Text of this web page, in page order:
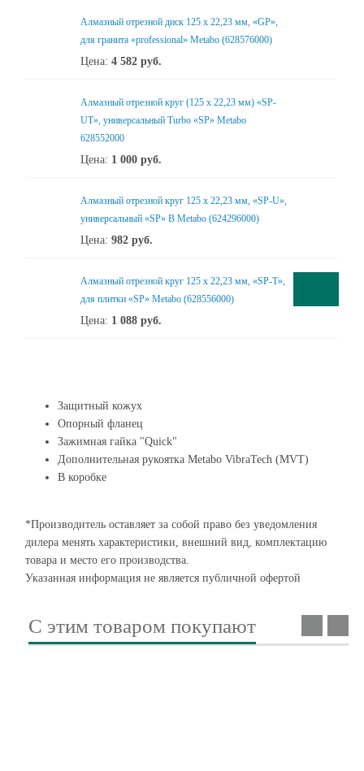
Алмазный отрезной диск 125 x 22,23 мм, «GP»,
для гранита «professional» Metabo (628576000)
Цена: 4 582 руб.
Алмазный отрезной круг (125 x 22,23 мм) «SP-
UT», универсальный Turbo «SP» Metabo
628552000
Цена: 1 000 руб.
Алмазный отрезной круг 125 x 22,23 мм, «SP-U»,
универсальный «SP» B Metabo (624296000)
Цена: 982 руб.
Алмазный отрезной круг 125 x 22,23 мм, «SP-T»,
для плитки «SP» Metabo (628556000)
Цена: 1 088 руб.
Защитный кожух
Опорный фланец
Зажимная гайка "Quick"
Дополнительная рукоятка Metabo VibraTech (MVT)
В коробке
*Производитель оставляет за собой право без уведомления
дилера менять характеристики, внешний вид, комплектацию
товара и место его производства.
Указанная информация не является публичной офертой
С этим товаром покупают